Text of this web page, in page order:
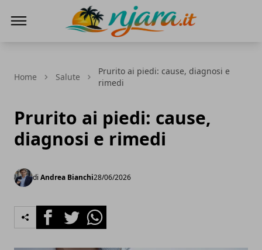
Home Salute
Prurito ai piedi: cause, diagnosi e
rimedi
Prurito ai piedi: cause,
diagnosi e rimedi
di Andrea Bianchi28/06/2026
FacebookTwitterWhatsapp